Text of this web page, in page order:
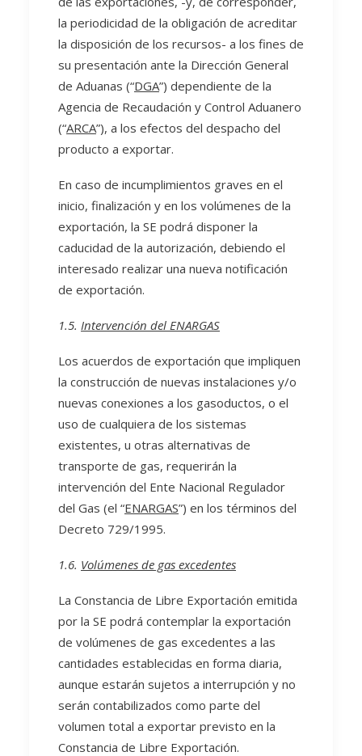
la periodicidad de la obligación de acreditar
la disposición de los recursos- a los fines de
su presentación ante la Dirección General
de Aduanas (“DGA”) dependiente de la
Agencia de Recaudación y Control Aduanero
(“ARCA”), a los efectos del despacho del
producto a exportar.
En caso de incumplimientos graves en el
inicio, finalización y en los volúmenes de la
exportación, la SE podrá disponer la
caducidad de la autorización, debiendo el
interesado realizar una nueva notificación
de exportación.
1.5. Intervención del ENARGAS
Los acuerdos de exportación que impliquen
la construcción de nuevas instalaciones y/o
nuevas conexiones a los gasoductos, o el
uso de cualquiera de los sistemas
existentes, u otras alternativas de
transporte de gas, requerirán la
intervención del Ente Nacional Regulador
del Gas (el “ENARGAS”) en los términos del
Decreto 729/1995.
1.6. Volúmenes de gas excedentes
La Constancia de Libre Exportación emitida
por la SE podrá contemplar la exportación
de volúmenes de gas excedentes a las
cantidades establecidas en forma diaria,
aunque estarán sujetos a interrupción y no
serán contabilizados como parte del
volumen total a exportar previsto en la
Constancia de Libre Exportación.